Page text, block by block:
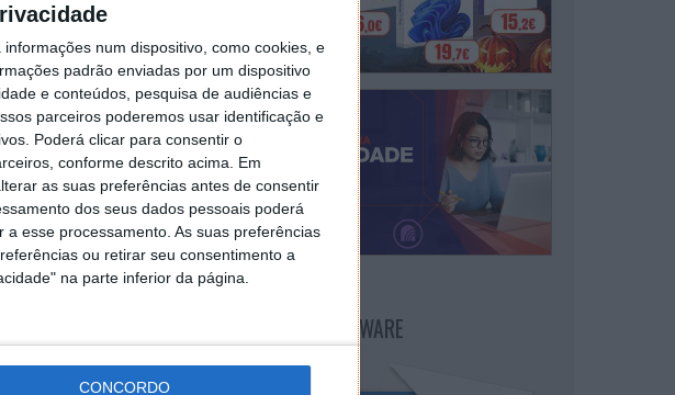
num dispositivo, como cookies, e
padrão enviadas por um dispositivo
e conteúdos, pesquisa de audiências e
parceiros poderemos usar identificação e
Poderá clicar para consentir o
conforme descrito acima. Em
as suas preferências antes de consentir
dos seus dados pessoais poderá
esse processamento. As suas preferências
ou retirar seu consentimento a
na parte inferior da página.
CONCORDO
NEWSLETTER PPLWARE